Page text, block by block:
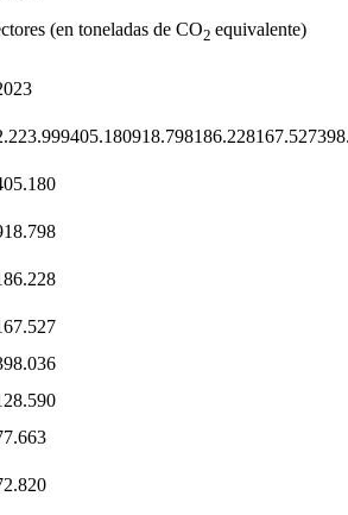
(en toneladas de CO2 equivalente)